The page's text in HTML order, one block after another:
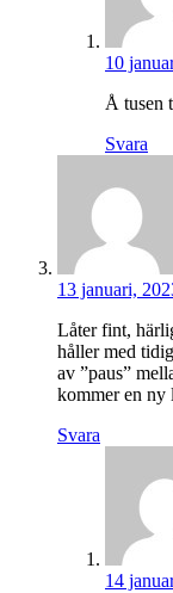
10
Å tusen
Svara
13 januari,
Låter fint,
håller med
av ”paus”
kommer en ny
Svara
14